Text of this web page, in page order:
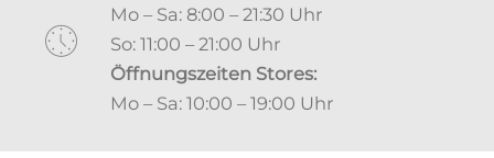
Mo – Sa: 8:00 – 21:30 Uhr
So: 11:00 – 21:00 Uhr
Öffnungszeiten Stores:
Mo – Sa: 10:00 – 19:00 Uhr